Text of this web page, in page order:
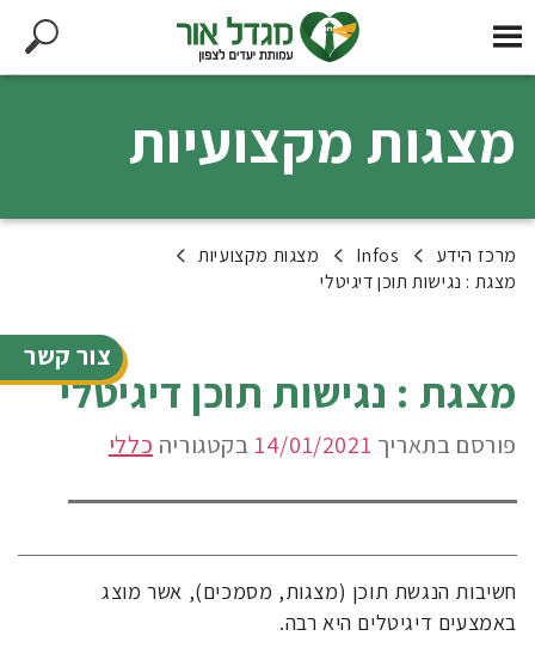
צור קשר
מצגות מקצועיות
מרכז הידע Infos
מצגות מקצועיות
מצגת : נגישות תוכן דיגיטלי
מצגת : נגישות תוכן דיגיטלי
פורסם בתאריך 14/01/2021 בקטגוריה כללי
חשיבות הנגשת תוכן (מצגות, מסמכים), אשר מוצג
באמצעים דיגיטלים היא רבה.